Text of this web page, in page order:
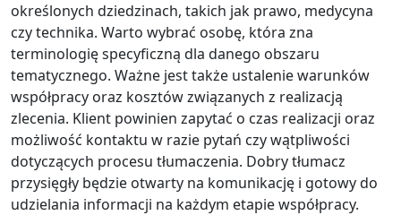
określonych dziedzinach, takich jak prawo, medycyna
czy technika. Warto wybrać osobę, która zna
terminologię specyficzną dla danego obszaru
tematycznego. Ważne jest także ustalenie warunków
współpracy oraz kosztów związanych z realizacją
zlecenia. Klient powinien zapytać o czas realizacji oraz
możliwość kontaktu w razie pytań czy wątpliwości
dotyczących procesu tłumaczenia. Dobry tłumacz
przysięgły będzie otwarty na komunikację i gotowy do
udzielania informacji na każdym etapie współpracy.